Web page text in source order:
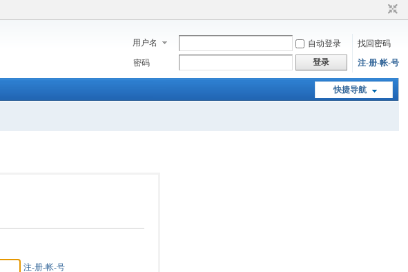
用户名 自动登录
找回密码
密码
登录 注-册-帐-号
快捷导航
注-册-帐-号